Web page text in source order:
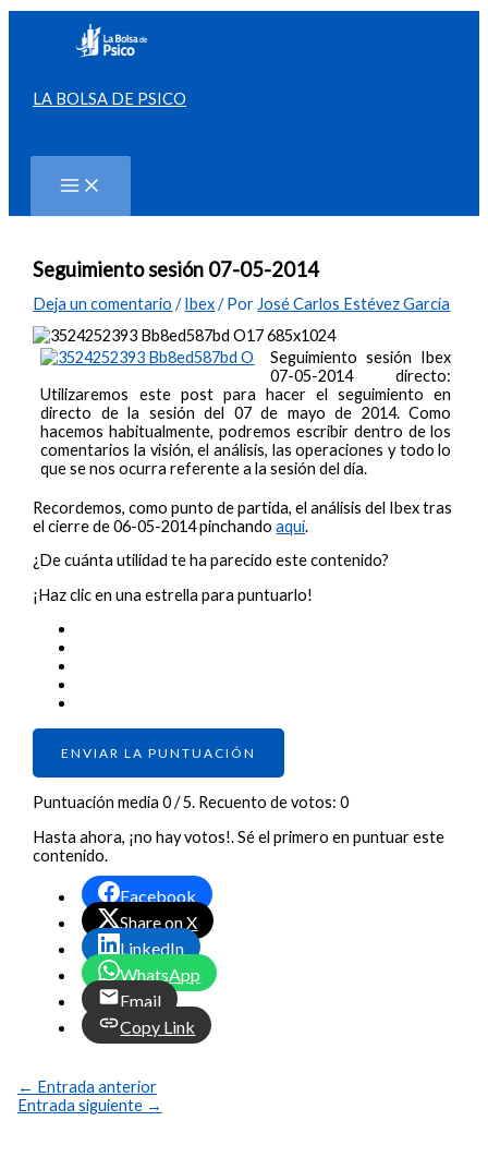
contenido
LA BOLSA DE PSICO
Seguimiento sesión 07-05-2014
Deja un comentario /Ibex/ Por José Carlos Estévez García
Seguimiento sesión Ibex
07-05-2014 directo:
Utilizaremos este post para hacer el seguimiento en
directo de la sesión del 07 de mayo de 2014. Como
hacemos habitualmente, podremos escribir dentro de los
comentarios la visión, el análisis, las operaciones y todo lo
que se nos ocurra referente a la sesión del día.
Recordemos, como punto de partida, el análisis del Ibex tras
el cierre de 06-05-2014 pinchandoaquí.
¿De cuánta utilidad te ha parecido este contenido?
¡Haz clic en una estrella para puntuarlo!
ENVIAR LA PUNTUACIÓN
Puntuación media0/ 5. Recuento de votos:0
Hasta ahora, ¡no hay votos!. Sé el primero en puntuar este
contenido.
Facebook
Share on X
LinkedIn
WhatsApp
Email
Copy Link
← Entrada anterior
Entrada siguiente →